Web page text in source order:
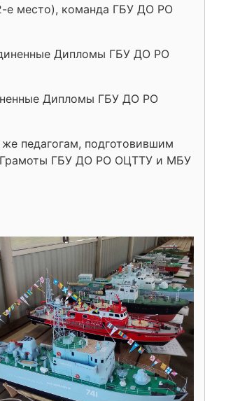
место), команда ГБУ ДО РО
Дипломы ГБУ ДО РО
Дипломы ГБУ ДО РО
педагогам, подготовившим
Грамоты ГБУ ДО РО ОЦТТУ и МБУ